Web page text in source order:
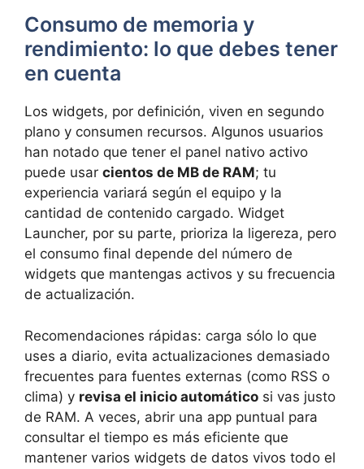
Consumo de memoria y
rendimiento: lo que debes tener
en cuenta
Los widgets, por definición, viven en segundo
plano y consumen recursos. Algunos usuarios
han notado que tener el panel nativo activo
puede usar cientos de MB de RAM; tu
experiencia variará según el equipo y la
cantidad de contenido cargado. Widget
Launcher, por su parte, prioriza la ligereza, pero
el consumo final depende del número de
widgets que mantengas activos y su frecuencia
de actualización.
Recomendaciones rápidas: carga sólo lo que
uses a diario, evita actualizaciones demasiado
frecuentes para fuentes externas (como RSS o
clima) y revisa el inicio automático si vas justo
de RAM. A veces, abrir una app puntual para
consultar el tiempo es más eficiente que
mantener varios widgets de datos vivos todo el